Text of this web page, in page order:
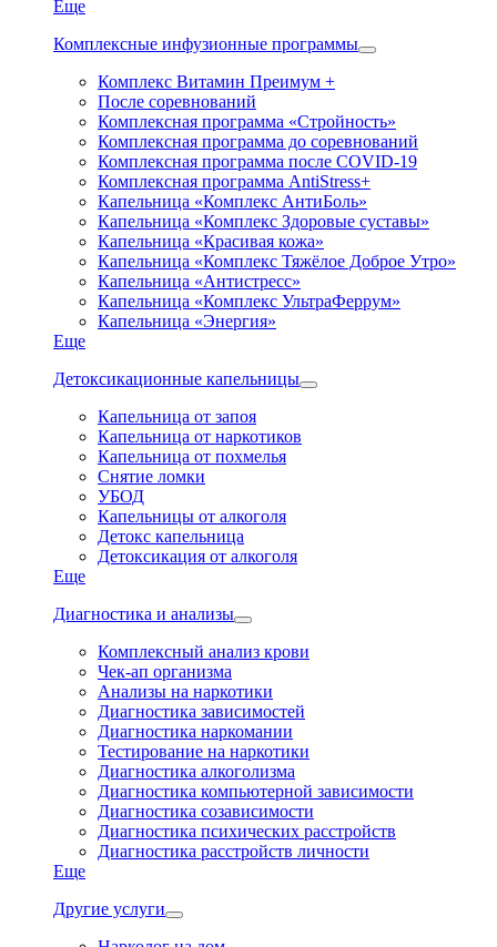
Еще
Комплексные инфузионные программы
Комплекс Витамин Преимум +
После соревнований
Комплексная программа «Стройность»
Комплексная программа до соревнований
Комплексная программа после COVID-19
Комплексная программа AntiStress+
Капельница «Комплекс АнтиБоль»
Капельница «Комплекс Здоровые суставы»
Капельница «Красивая кожа»
Капельница «Комплекс Тяжёлое Доброе Утро»
Капельница «Антистресс»
Капельница «Комплекс УльтраФеррум»
Капельница «Энергия»
Еще
Детоксикационные капельницы
Капельница от запоя
Капельница от наркотиков
Капельница от похмелья
Снятие ломки
УБОД
Капельницы от алкоголя
Детокс капельница
Детоксикация от алкоголя
Еще
Диагностика и анализы
Комплексный анализ крови
Чек-ап организма
Анализы на наркотики
Диагностика зависимостей
Диагностика наркомании
Тестирование на наркотики
Диагностика алкоголизма
Диагностика компьютерной зависимости
Диагностика созависимости
Диагностика психических расстройств
Диагностика расстройств личности
Еще
Другие услуги